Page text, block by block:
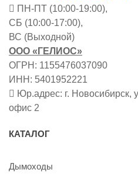
ПН-ПТ (10:00-19:00),
СБ (10:00-17:00),
ВС (Выходной)
ООО «ГЕЛИОС»
ОГРН: 1155476037090
ИНН: 5401952221
Юр.адрес: г. Новосибирск,
офис 2
КАТАЛОГ
Дымоходы